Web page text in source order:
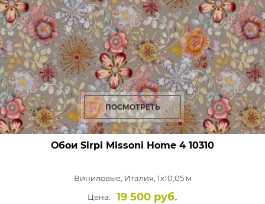
ПОСМОТРЕТЬ
Обои Sirpi Missoni Home 4 10310
Виниловые, Италия, 1x10,05 м
Цена:
19 500 руб.